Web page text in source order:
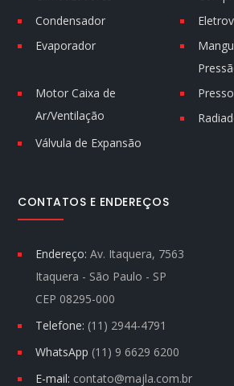
Condensador
Evaporador
Motor Caixa de
Ar/Ventilação
Válvula de Expansão
CONTATOS E ENDEREÇOS
Endereço: Av. Itaquera, 7563
Itaquera - São Paulo - SP
CEP 08295-000
Telefone: (11) 2944-4791
WhatsApp (11) 9 6629 6200
E-mail: contato@majla.com.br